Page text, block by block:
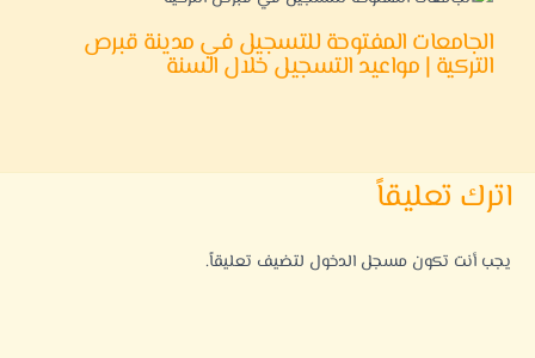
الجامعات المفتوحة للتسجيل في مدينة قبرص
التركية | مواعيد التسجيل خلال السنة
اترك تعليقاً
يجب أنت تكون مسجل الدخول لتضيف تعليقاً.